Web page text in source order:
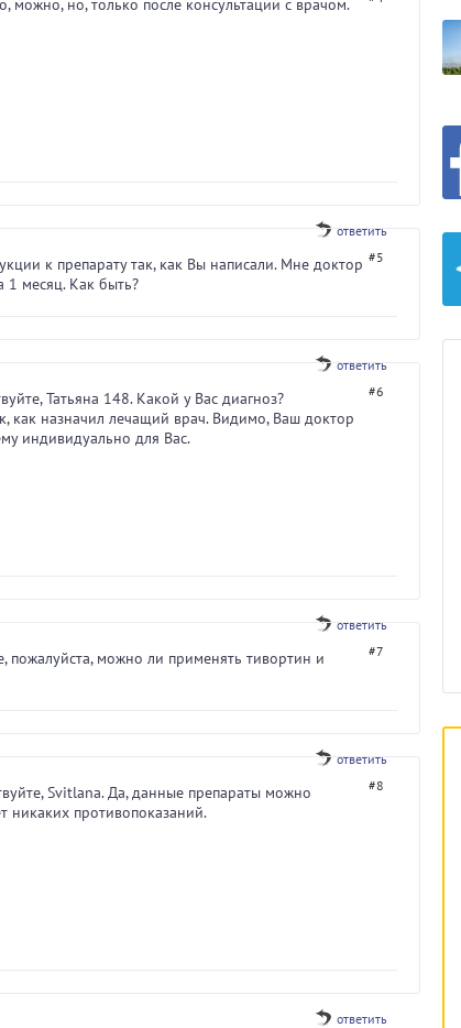
можно, но, только после консультации с врачом.
ответить
#5
к препарату так, как Вы написали. Мне доктор
1 месяц. Как быть?
ответить
#6
Татьяна 148. Какой у Вас диагноз?
как назначил лечащий врач. Видимо, Ваш доктор
индивидуально для Вас.
ответить
#7
пожалуйста, можно ли применять тивортин и
ответить
#8
Svitlana. Да, данные препараты можно
никаких противопоказаний.
ответить